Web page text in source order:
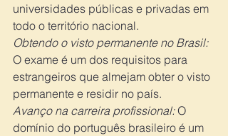
universidades públicas e privadas em
todo o território nacional.
Obtendo o visto permanente no Brasil:
O exame é um dos requisitos para
estrangeiros que almejam obter o visto
permanente e residir no país.
Avanço na carreira profissional: O
domínio do português brasileiro é um